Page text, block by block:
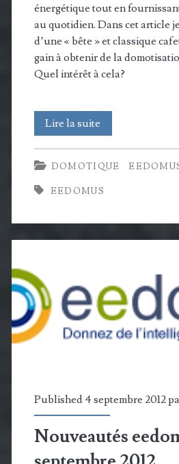
énergétique tout en
au quotidien. Dans cet article
d’une « bête » et classique
gain à obtenir de la
Quel intérêt à cela?
Lire la suite
cafetière
et
la
domotique
DOMOTIQUE
EEDOMUS
Published 4 septembre 2012
Nouveautés